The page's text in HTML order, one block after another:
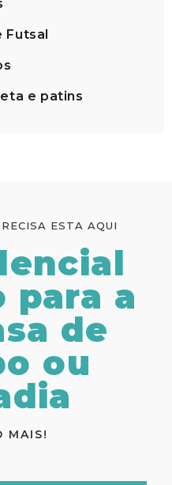
Futsal
e patins
ESTA AQUI
para a
de
ou
MAIS!